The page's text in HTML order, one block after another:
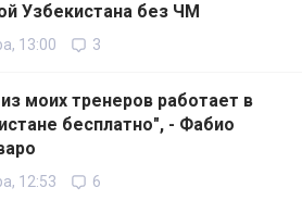
Узбекистана без ЧМ
13:00 3
моих тренеров работает в
бесплатно", - Фабио
12:53 6